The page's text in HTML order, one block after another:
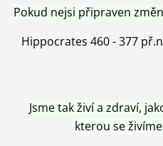
Pokud nejsi připraven
Hippocrates 460 - 377
Jsme tak živí a zdraví,
kterou se